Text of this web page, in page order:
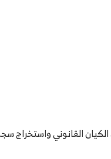
القانوني واستخراج سجله